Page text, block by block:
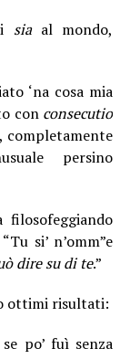
siaal mondo,
‘na cosa mia
con consecutio
persino
si’ n’omm”e
dire su di te.”
ottimi risultati:
po’ fuì senza